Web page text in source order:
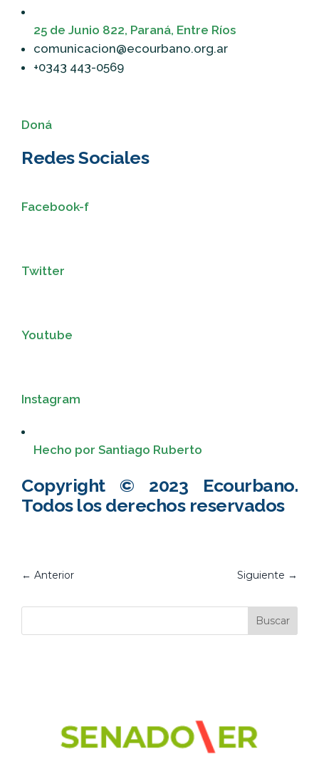
25 de Junio 822, Paraná, Entre Ríos
comunicacion@ecourbano.org.ar
+0343 443-0569
Doná
Redes Sociales
Facebook-f
Twitter
Youtube
Instagram
Hecho por Santiago Ruberto
Copyright © 2023 Ecourbano.
Todos los derechos reservados
← Anterior Siguiente →
Buscar